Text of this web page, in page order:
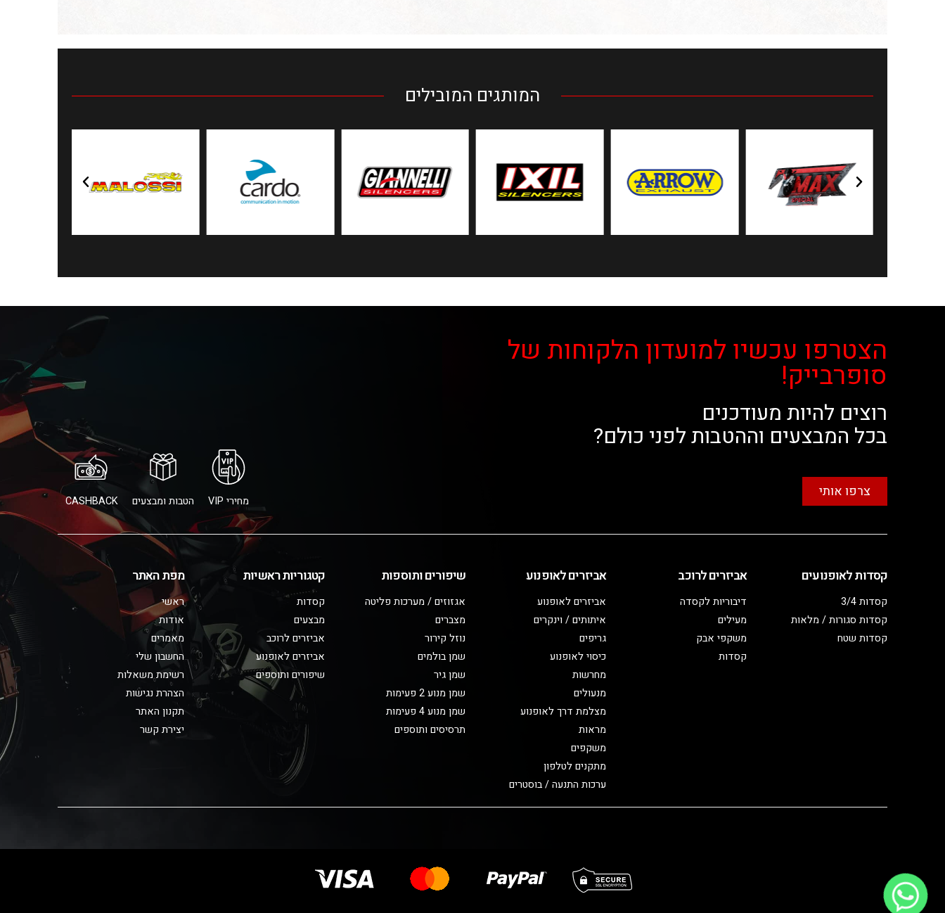
המותגים המובילים
הצטרפו עכשיו למועדון הלקוחות של
סופרבייק!
רוצים להיות מעודכנים
בכל המבצעים וההטבות לפני כולם?
צרפו אותי
מחירי VIP הטבות ומבצעים CASHBACK
קסדות לאופנועים
קסדות 3/4
קסדות סגורות / מלאות
קסדות שטח
אביזרים לרוכב
דיבוריות לקסדה
מעילים
משקפי אבק
קסדות
אביזרים לאופנוע
אביזרים לאופנוע
איתותים / וינקרים
גריפים
כיסוי לאופנוע
מחרשות
מנעולים
מצלמת דרך לאופנוע
מראות
משקפים
מתקנים לטלפון
ערכות התנעה / בוסטרים
שיפורים ותוספות
אגזוזים / מערכות פליטה
מצברים
נוזל קירור
שמן בולמים
שמן גיר
שמן מנוע 2 פעימות
שמן מנוע 4 פעימות
תרסיסים ותוספים
קטגוריות ראשיות
קסדות
מבצעים
אביזרים לרוכב
אביזרים לאופנוע
שיפורים ותוספים
מפת האתר
ראשי
אודות
מאמרים
החשבון שלי
רשימת משאלות
הצהרת נגישות
תקנון האתר
יצירת קשר